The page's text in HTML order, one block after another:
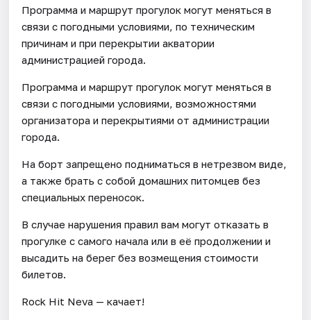
Программа и маршрут прогулок могут меняться в
связи с погодными условиями, по техническим
причинам и при перекрытии акватории
администрацией города.
Программа и маршрут прогулок могут меняться в
связи с погодными условиями, возможностями
организатора и перекрытиями от администрации
города.
На борт запрещено подниматься в нетрезвом виде,
а также брать с собой домашних питомцев без
специальных переносок.
В случае нарушения правил вам могут отказать в
прогулке с самого начала или в её продолжении и
высадить на берег без возмещения стоимости
билетов.
Rock Hit Neva — качает!